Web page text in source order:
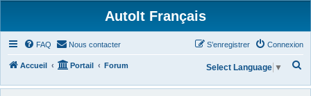
AutoIt Français
FAQ Nous contacter Connexion
S’enregistrer
Accueil Portail Forum Select Language ▼